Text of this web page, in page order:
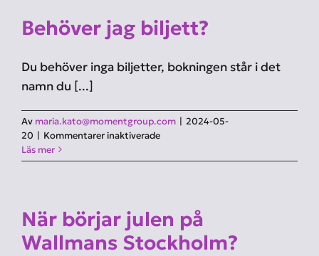
boka
biljetter?
Behöver jag biljett?
Du behöver inga biljetter, bokningen står i det
namn du [...]
Av maria.kato@momentgroup.com | 2024-05-
20 | Kommentarer inaktiveradeför
jag
Läs mer
När börjar julen på
Wallmans Stockholm?